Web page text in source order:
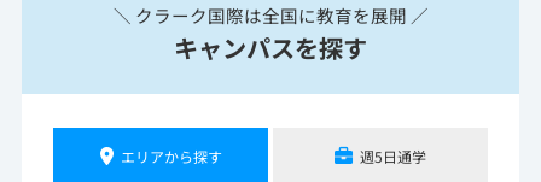
＼ クラーク国際は全国に教育を展開 ／
キャンパスを探す
エリアから探す 週5日通学